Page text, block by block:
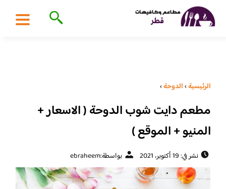
الرئيسية›الدوحة›
مطعم دايت شوب الدوحة ( الاسعار +
المنيو + الموقع )
نشر في: 19 أكتوبر، 2021 بواسطة:ebraheem